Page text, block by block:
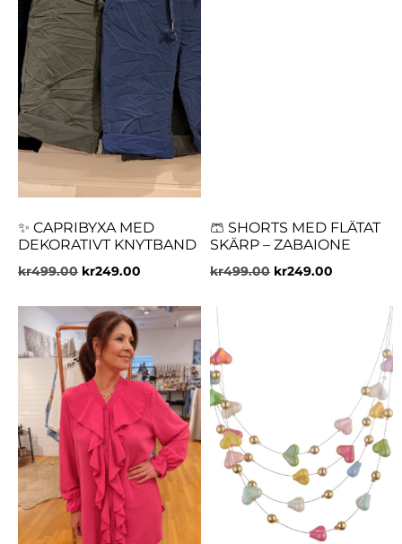
✨ CAPRIBYXA MED
DEKORATIVT KNYTBAND
kr499.00 kr249.00
🩳 SHORTS MED FLÄTAT
SKÄRP – ZABAIONE
kr499.00 kr249.00